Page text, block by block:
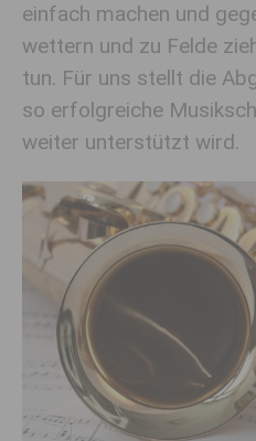
einfach machen und
wettern und zu Felde
tun. Für uns stellt die
so erfolgreiche
weiter unterstützt wird.